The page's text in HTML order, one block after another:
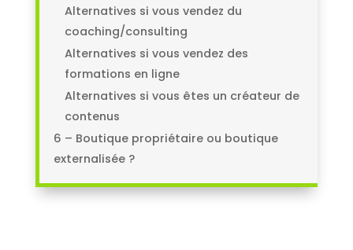
Alternatives si vous vendez du
coaching/consulting
Alternatives si vous vendez des
formations en ligne
Alternatives si vous êtes un créateur de
contenus
6 – Boutique propriétaire ou boutique
externalisée ?